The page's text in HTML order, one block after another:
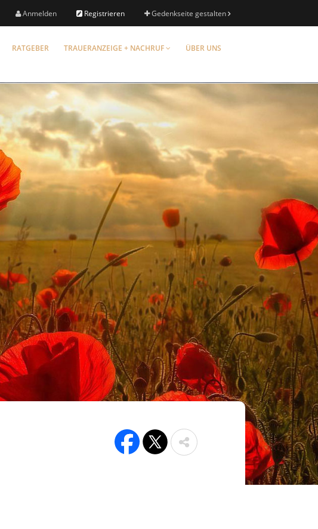
Anmelden Registrieren Gedenkseite gestalten
RATGEBER TRAUERANZEIGE + NACHRUF ÜBER UNS